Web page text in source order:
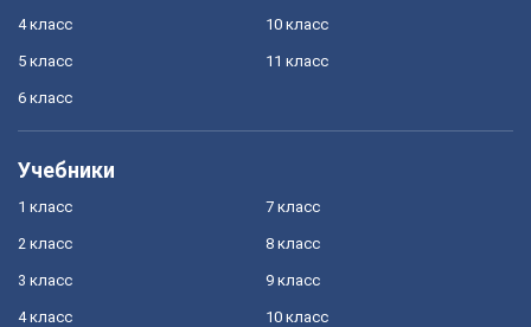
4 класс
5 класс
6 класс
10 класс
11 класс
Учебники
1 класс
2 класс
3 класс
4 класс
7 класс
8 класс
9 класс
10 класс